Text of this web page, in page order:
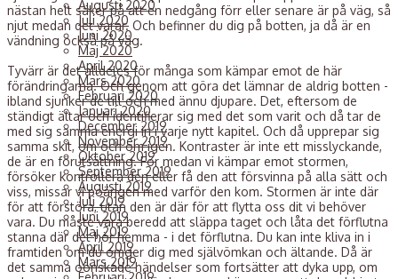
Augusti 2020
Juli 2020
Juni 2020
Maj 2020
April 2020
Mars 2020
Februari 2020
Januari 2020
December 2019
November 2019
Oktober 2019
September 2019
Augusti 2019
Juli 2019
Juni 2019
Maj 2019
April 2019
Mars 2019
nästan helt säker på att en nedgång förr eller senare är på väg, så
njut medan det varar. Och befinner du dig på botten, ja då är en
vändning också på väg.
Tyvärr är det alldeles för många som kämpar emot de här
förändringarna. Och genom att göra det lämnar de aldrig botten -
ibland sjunker de till och med ännu djupare. Det, eftersom de
ständigt ältar och identifierar sig med det som varit och då tar de
med sig samma energi in i varje nytt kapitel. Och då upprepar sig
samma skit, om och om igen. Kontraster är inte ett misslyckande,
de är en förutsättning. För medan vi kämpar emot stormen,
försöker kontrollera den eller få den att försvinna på alla sätt och
viss, missar vi poängen med varför den kom. Stormen är inte där
för att förstöra, utan den är där för att flytta oss dit vi behöver
vara. Du måste vara beredd att släppa taget och låta det förflutna
stanna där det hör hemma - i det förflutna. Du kan inte kliva in i
framtiden om du omger dig med självömkan och ältande. Då är
det samma oönskade händelser som fortsätter att dyka upp, om